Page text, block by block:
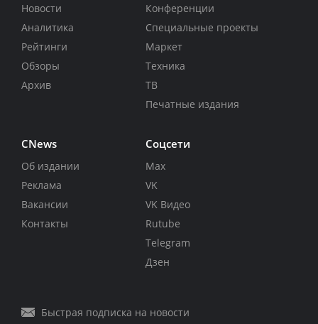
Новости
Аналитика
Рейтинги
Обзоры
Архив
Конференции
Специальные проекты
Маркет
Техника
ТВ
Печатные издания
CNews
Об издании
Реклама
Вакансии
Контакты
Соцсети
Max
VK
VK Видео
Rutube
Telegram
Дзен
Быстрая подписка на новости